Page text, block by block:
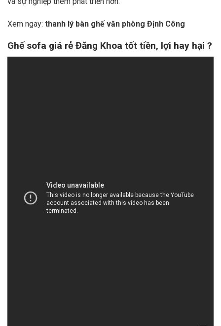
Xem ngay: thanh lý bàn ghế văn phòng Định Công
Ghế sofa giá rẻ Đăng Khoa tốt tiền, lợi hay hại ?